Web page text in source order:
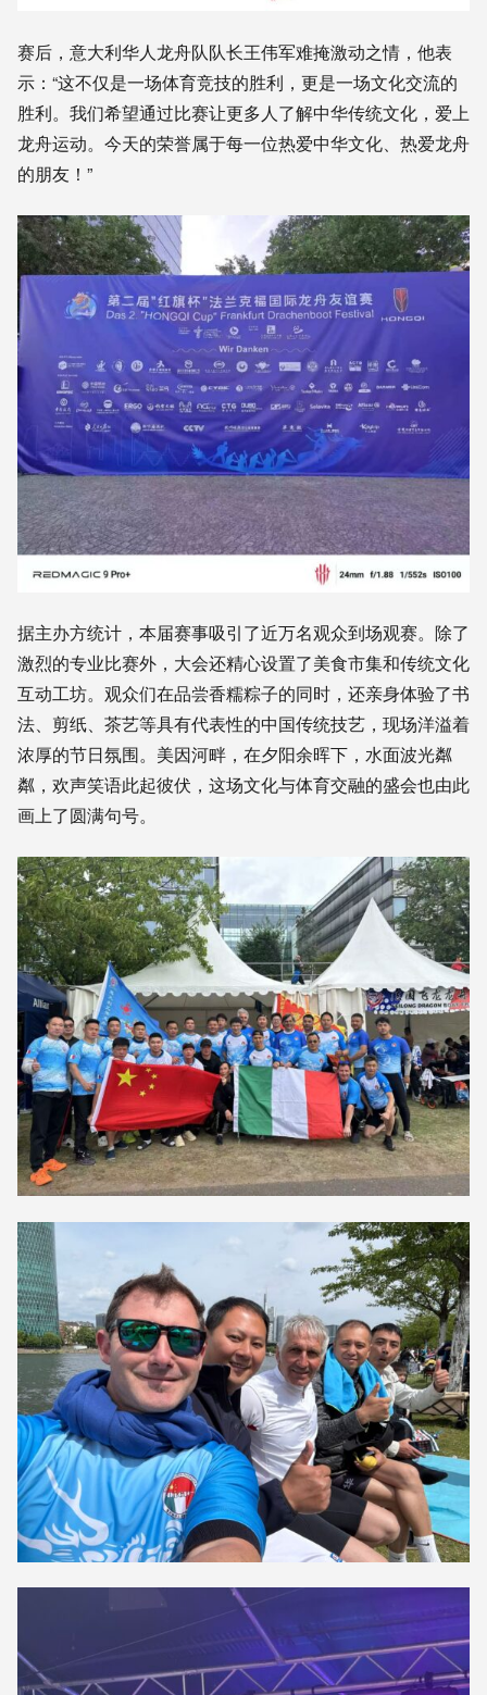
赛后，意大利华人龙舟队队长王伟军难掩激动之情，他表
示：“这不仅是一场体育竞技的胜利，更是一场文化交流的
胜利。我们希望通过比赛让更多人了解中华传统文化，爱上
龙舟运动。今天的荣誉属于每一位热爱中华文化、热爱龙舟
的朋友！”
据主办方统计，本届赛事吸引了近万名观众到场观赛。除了
激烈的专业比赛外，大会还精心设置了美食市集和传统文化
互动工坊。观众们在品尝香糯粽子的同时，还亲身体验了书
法、剪纸、茶艺等具有代表性的中国传统技艺，现场洋溢着
浓厚的节日氛围。美因河畔，在夕阳余晖下，水面波光粼
粼，欢声笑语此起彼伏，这场文化与体育交融的盛会也由此
画上了圆满句号。